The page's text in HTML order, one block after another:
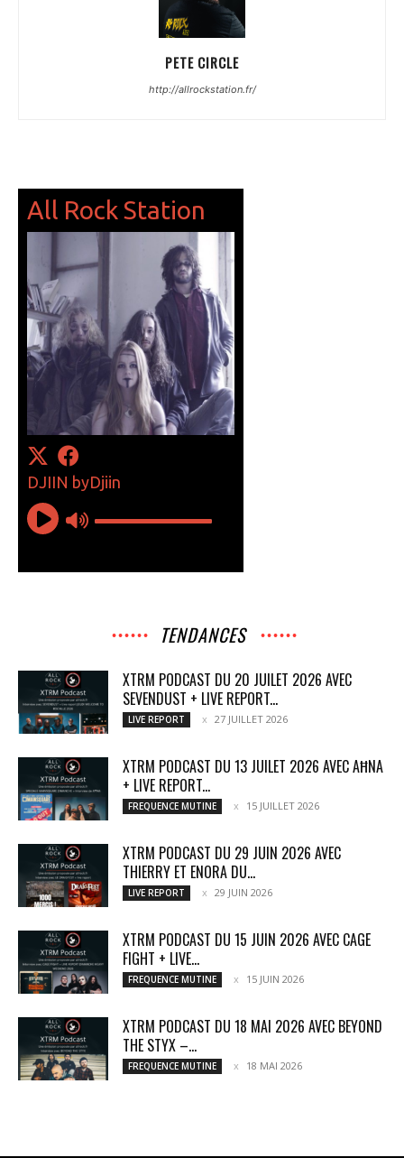
PETE CIRCLE
http://allrockstation.fr/
TENDANCES
XTRM PODCAST DU 20 JUILET 2026 AVEC
SEVENDUST + LIVE REPORT...
LIVE REPORT 27 JUILLET 2026
XTRM PODCAST DU 13 JUILET 2026 AVEC AĦNA
+ LIVE REPORT...
FREQUENCE MUTINE 15 JUILLET 2026
XTRM PODCAST DU 29 JUIN 2026 AVEC
THIERRY ET ENORA DU...
LIVE REPORT 29 JUIN 2026
XTRM PODCAST DU 15 JUIN 2026 AVEC CAGE
FIGHT + LIVE...
FREQUENCE MUTINE 15 JUIN 2026
XTRM PODCAST DU 18 MAI 2026 AVEC BEYOND
THE STYX –...
FREQUENCE MUTINE 18 MAI 2026